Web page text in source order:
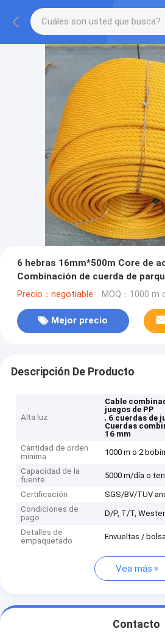
6 hebras 16mm*500m Core de
Combinación de cuerda de
Puente de parque infantil
Precio：negotiable MOQ：1000 m
Mejor precio
Descripción De Producto
Alta luz
Cable
juegos de PP
, 6 cuerdas de
Cuerdas
16 mm
Cantidad de orden
mínima
1000 m o 2
Capacidad de la
fuente
5000 m/día o
Certificación
SGS/BV/TUV
Condiciones de
pago
D/P, T/T,
Detalles de
empaquetado
Envueltas /
Vea más
Contacto